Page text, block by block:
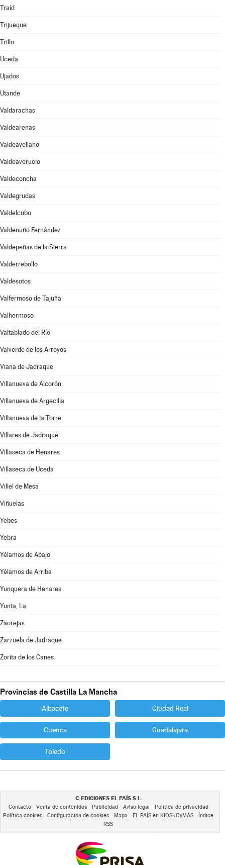
Traíd
Trijueque
Trillo
Uceda
Ujados
Utande
Valdarachas
Valdearenas
Valdeavellano
Valdeaveruelo
Valdeconcha
Valdegrudas
Valdelcubo
Valdenuño Fernández
Valdepeñas de la Sierra
Valderrebollo
Valdesotos
Valfermoso de Tajuña
Valhermoso
Valtablado del Río
Valverde de los Arroyos
Viana de Jadraque
Villanueva de Alcorón
Villanueva de Argecilla
Villanueva de la Torre
Villares de Jadraque
Villaseca de Henares
Villaseca de Uceda
Villel de Mesa
Viñuelas
Yebes
Yebra
Yélamos de Abajo
Yélamos de Arriba
Yunquera de Henares
Yunta, La
Zaorejas
Zarzuela de Jadraque
Zorita de los Canes
Provincias de Castilla La Mancha
Albacete Ciudad Real
Cuenca Guadalajara
Toledo
© EDICIONES EL PAÍS S.L.
Contacto Venta de contenidos Publicidad Aviso legal
Política de privacidad
Política cookies
Configuración de cookies Mapa EL PAÍS en KIOSKOyMÁS
Índice
RSS